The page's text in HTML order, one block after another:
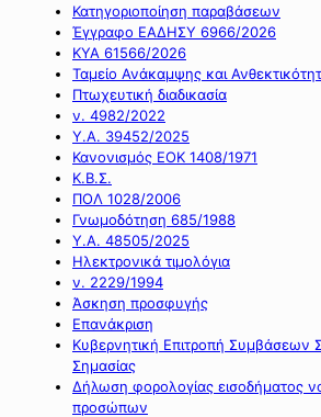
Κατηγοριοποίηση παραβάσεων
Έγγραφο ΕΑΔΗΣΥ 6966/2026
ΚΥΑ 61566/2026
Ταμείο Ανάκαμψης και
Πτωχευτική διαδικασία
ν. 4982/2022
Υ.Α. 39452/2025
Κανονισμός ΕΟΚ 1408/1971
Κ.Β.Σ.
ΠΟΛ 1028/2006
Γνωμοδότηση 685/1988
Υ.Α. 48505/2025
Ηλεκτρονικά τιμολόγια
ν. 2229/1994
Άσκηση προσφυγής
Επανάκριση
Κυβερνητική Επιτροπή Συμβάσεων
Σημασίας
Δήλωση φορολογίας εισοδήματος
προσώπων